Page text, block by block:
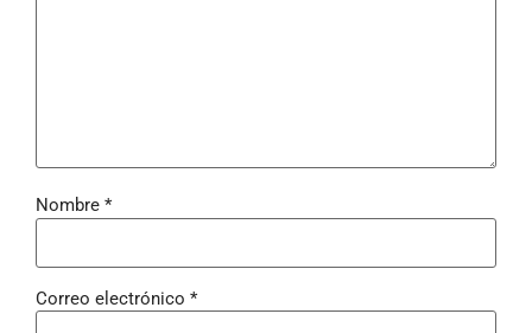
Nombre *
Correo electrónico *